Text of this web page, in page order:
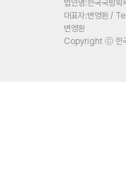
법인명:한국국방
대표자:변영환 /
변영환
Copyright ⓒ 한